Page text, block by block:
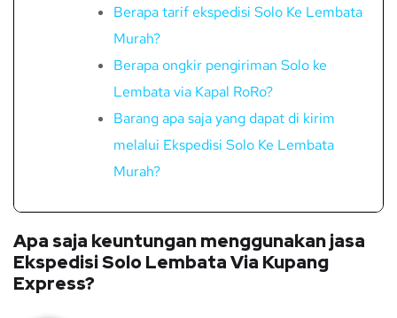
Berapa tarif ekspedisi Solo Ke Lembata
Murah?
Berapa ongkir pengiriman Solo ke
Lembata via Kapal RoRo?
Barang apa saja yang dapat di kirim
melalui Ekspedisi Solo Ke Lembata
Murah?
Apa saja keuntungan menggunakan jasa
Ekspedisi Solo Lembata Via Kupang
Express?